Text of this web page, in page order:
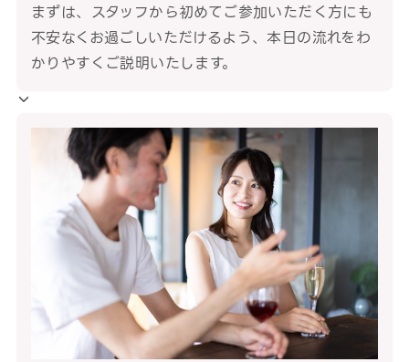
まずは、スタッフから初めてご参加いただく方にも
不安なくお過ごしいただけるよう、本日の流れをわ
かりやすくご説明いたします。